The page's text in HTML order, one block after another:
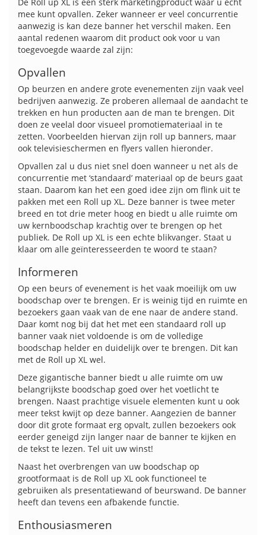
mee kunt opvallen. Zeker wanneer er veel concurrentie
aanwezig is kan deze banner het verschil maken. Een
aantal redenen waarom dit product ook voor u van
toegevoegde waarde zal zijn:
Opvallen
Op beurzen en andere grote evenementen zijn vaak veel
bedrijven aanwezig. Ze proberen allemaal de aandacht te
trekken en hun producten aan de man te brengen. Dit
doen ze veelal door visueel promotiemateriaal in te
zetten. Voorbeelden hiervan zijn roll up banners, maar
ook televisieschermen en flyers vallen hieronder.
Opvallen zal u dus niet snel doen wanneer u net als de
concurrentie met ‘standaard’ materiaal op de beurs gaat
staan. Daarom kan het een goed idee zijn om flink uit te
pakken met een Roll up XL. Deze banner is twee meter
breed en tot drie meter hoog en biedt u alle ruimte om
uw kernboodschap krachtig over te brengen op het
publiek. De Roll up XL is een echte blikvanger. Staat u
klaar om alle geïnteresseerden te woord te staan?
Informeren
Op een beurs of evenement is het vaak moeilijk om uw
boodschap over te brengen. Er is weinig tijd en ruimte en
bezoekers gaan vaak van de ene naar de andere stand.
Daar komt nog bij dat het met een standaard roll up
banner vaak niet voldoende is om de volledige
boodschap helder en duidelijk over te brengen. Dit kan
met de Roll up XL wel.
Deze gigantische banner biedt u alle ruimte om uw
belangrijkste boodschap goed over het voetlicht te
brengen. Naast prachtige visuele elementen kunt u ook
meer tekst kwijt op deze banner. Aangezien de banner
door dit grote formaat erg opvalt, zullen bezoekers ook
eerder geneigd zijn langer naar de banner te kijken en
de tekst te lezen. Tel uit uw winst!
Naast het overbrengen van uw boodschap op
grootformaat is de Roll up XL ook functioneel te
gebruiken als presentatiewand of beurswand. De banner
heeft dan tevens een afbakende functie.
Enthousiasmeren